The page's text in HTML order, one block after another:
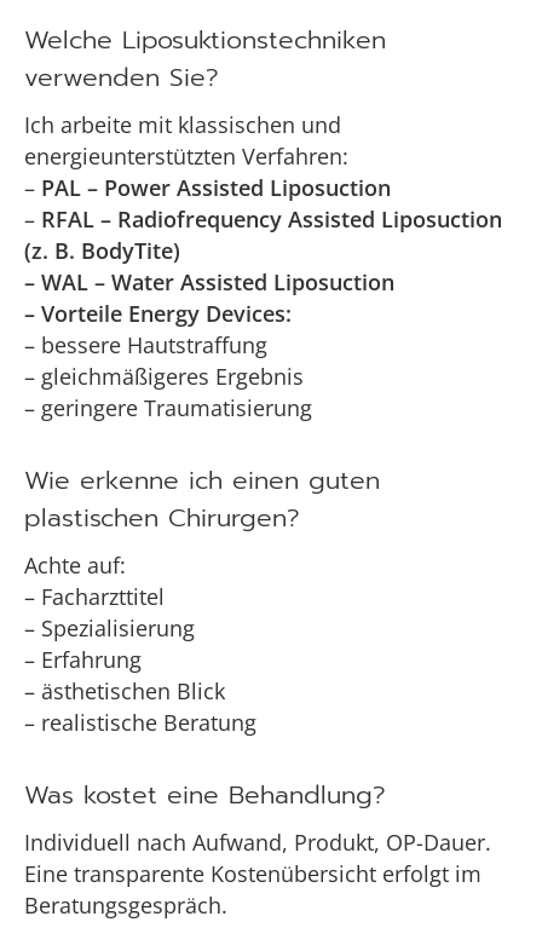
Welche Liposuktionstechniken
verwenden Sie?
Ich arbeite mit klassischen und
energieunterstützten Verfahren:
– PAL – Power Assisted Liposuction
– RFAL – Radiofrequency Assisted Liposuction
(z. B. BodyTite)
– WAL – Water Assisted Liposuction
– Vorteile Energy Devices:
– bessere Hautstraffung
– gleichmäßigeres Ergebnis
– geringere Traumatisierung
Wie erkenne ich einen guten
plastischen Chirurgen?
Achte auf:
– Facharzttitel
– Spezialisierung
– Erfahrung
– ästhetischen Blick
– realistische Beratung
Was kostet eine Behandlung?
Individuell nach Aufwand, Produkt, OP-Dauer.
Eine transparente Kostenübersicht erfolgt im
Beratungsgespräch.